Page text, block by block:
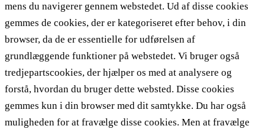
mens du navigerer gennem webstedet. Ud af disse cookies
gemmes de cookies, der er kategoriseret efter behov, i din
browser, da de er essentielle for udførelsen af ​​
grundlæggende funktioner på webstedet. Vi bruger også
tredjepartscookies, der hjælper os med at analysere og
forstå, hvordan du bruger dette websted. Disse cookies
gemmes kun i din browser med dit samtykke. Du har også
muligheden for at fravælge disse cookies. Men at fravælge